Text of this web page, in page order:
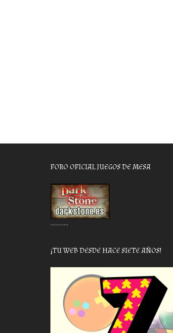
FORO OFICIAL JUEGOS DE MESA
………..
¡TU WEB DESDE HACE SIETE AÑOS!